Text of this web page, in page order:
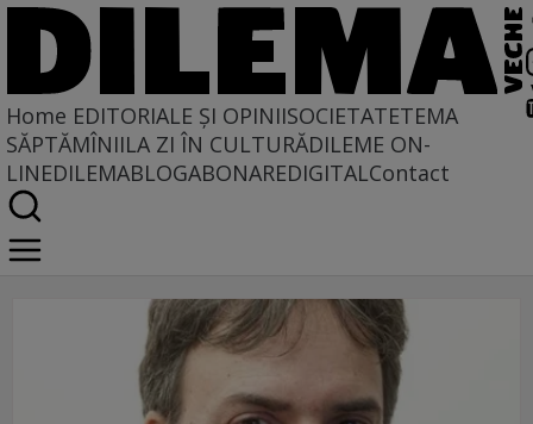
Home EDITORIALE ȘI OPINIISOCIETATETEMA
SĂPTĂMÎNIILA ZI ÎN CULTURĂDILEME ON-
LINEDILEMABLOGABONAREDIGITALContact
de-ale toamnei